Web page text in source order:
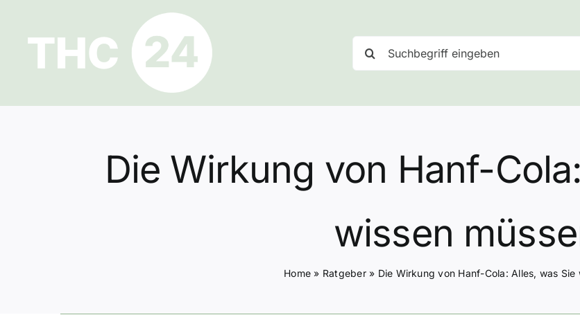
springen
nach:
Die Wirkung von Hanf-
wissen
Home » Ratgeber» Die Wirkung von Hanf-Cola: Alles, was Sie